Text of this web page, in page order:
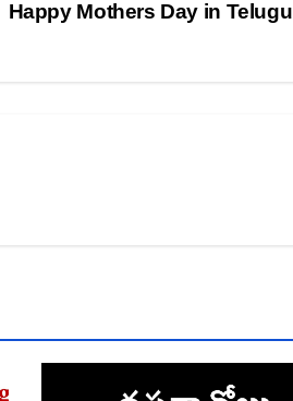
Happy Mothers Day in Telugu